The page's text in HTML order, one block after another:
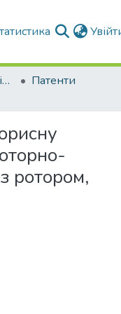
Патенти та авторські свідоцтва
Патенти
ротором,